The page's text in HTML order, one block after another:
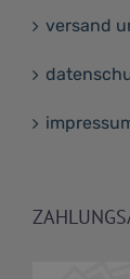
versand